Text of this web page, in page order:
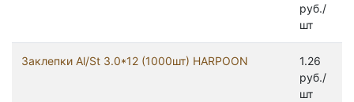
руб./
шт
Заклепки Al/St 3.0*12 (1000шт) HARPOON
1.26
руб./
шт